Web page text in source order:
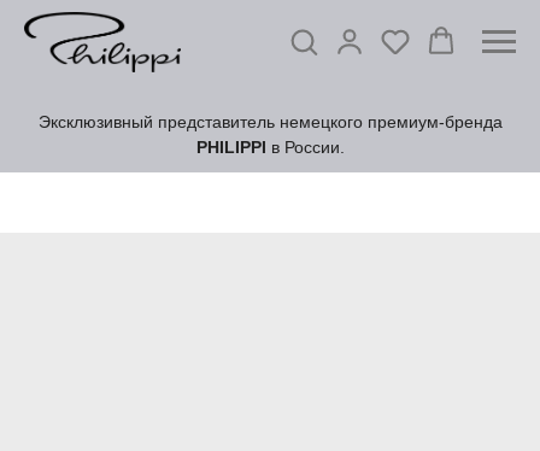
Эксклюзивный представитель немецкого премиум-бренда
PHILIPPI в России.